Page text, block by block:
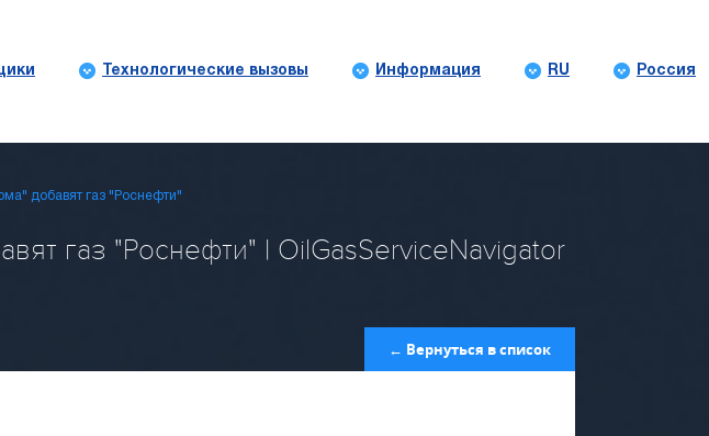
Технологические вызовы Информация RU Россия
добавят газ "Роснефти"
газ "Роснефти" | OilGasServiceNavigator
← Вернуться в список